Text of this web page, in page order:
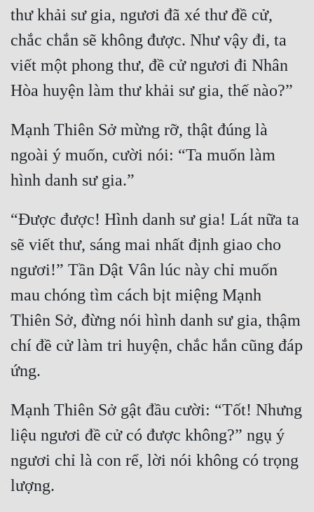
Hài Hước
Hệ Thống
Khoa Huyễn
Kiếm Hiệp
Kỳ Huyễn
Kỳ Ảo
Làm Giàu
Lịch Sử
Mạt Thế
Ngôn Tình
thư khải sư gia, ngươi đã xé thư đề cử,
chắc chắn sẽ không được. Như vậy đi, ta
viết một phong thư, đề cử ngươi đi Nhân
Mạnh Thiên Sở mừng rỡ, thật đúng là
ngoài ý muốn, cười nói: “Ta muốn làm
“Được được! Hình danh sư gia! Lát nữa ta
sẽ viết thư, sáng mai nhất định giao cho
ngươi!” Tần Dật Vân lúc này chỉ muốn
mau chóng tìm cách bịt miệng Mạnh
Thiên Sở, đừng nói hình danh sư gia, thậm
chí đề cử làm tri huyện, chắc hắn cũng đáp
Mạnh Thiên Sở gật đầu cười: “Tốt! Nhưng
liệu ngươi đề cử có được không?” ngụ ý
ngươi chỉ là con rể, lời nói không có trọng